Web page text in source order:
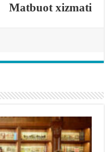
Matbuot xizmati